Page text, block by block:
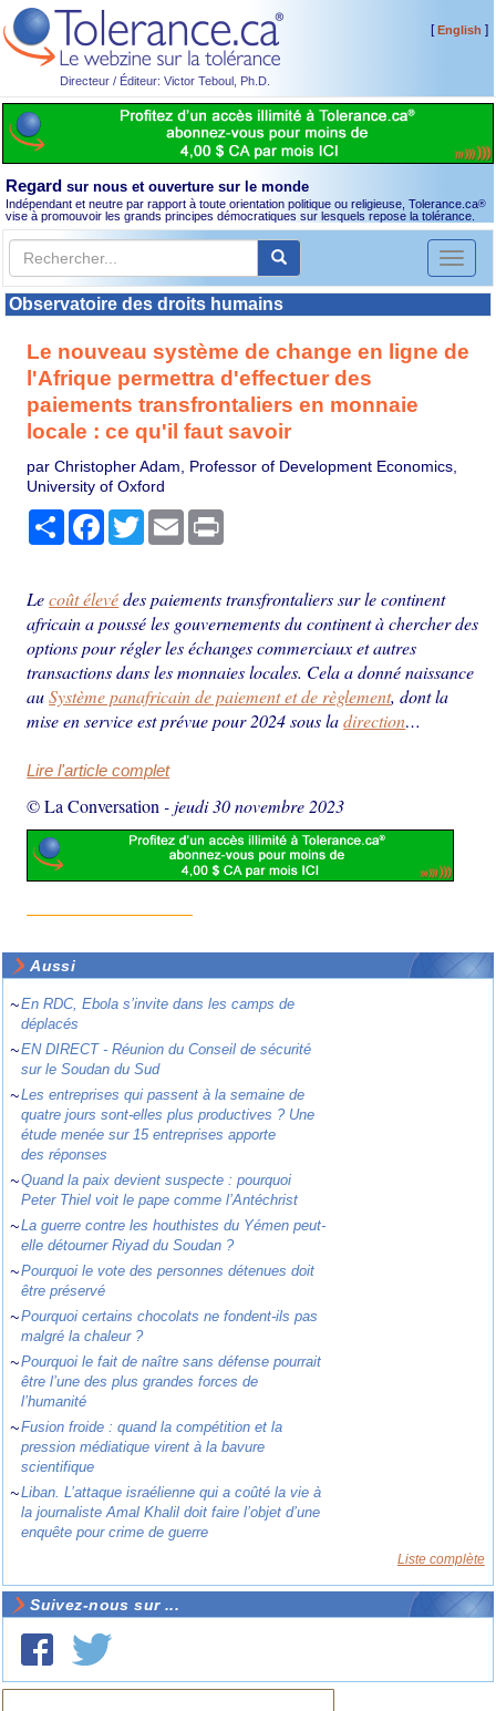
Directeur / Éditeur: Victor Teboul, Ph.D.
[English ]
Regard sur nous et ouverture sur le monde
Indépendant et neutre par rapport à toute orientation politique ou religieuse, Tolerance.ca®
vise à promouvoir les grands principes démocratiques sur lesquels repose la tolérance.
Toggle
Observatoire des droits humains
Le nouveau système de change en ligne de
l'Afrique permettra d'effectuer des
paiements transfrontaliers en monnaie
locale : ce qu'il faut savoir
par Christopher Adam, Professor of Development Economics,
University of Oxford
PartagerFacebook
TwitterEmail
Lecoût élevédes paiements transfrontaliers sur le continent
africain a poussé les gouvernements du continent à chercher des
options pour régler les échanges commerciaux et autres
transactions dans les monnaies locales. Cela a donné naissance
auSystème panafricain de paiement et de règlement, dont la
mise en service est prévue pour 2024 sous ladirection…
Lire l'article complet
© La Conversation - jeudi 30 novembre 2023
Aussi
~En RDC, Ebola s’invite dans les camps de
déplacés
~EN DIRECT - Réunion du Conseil de sécurité
sur le Soudan du Sud
~Les entreprises qui passent à la semaine de
quatre jours sont-elles plus productives ? Une
étude menée sur 15 entreprises apporte
des réponses
~Quand la paix devient suspecte : pourquoi
Peter Thiel voit le pape comme l’Antéchrist
~La guerre contre les houthistes du Yémen peut-
elle détourner Riyad du Soudan ?
~Pourquoi le vote des personnes détenues doit
être préservé
~Pourquoi certains chocolats ne fondent-ils pas
malgré la chaleur ?
~Pourquoi le fait de naître sans défense pourrait
être l’une des plus grandes forces de
l’humanité
~Fusion froide : quand la compétition et la
pression médiatique virent à la bavure
scientifique
~Liban. L’attaque israélienne qui a coûté la vie à
la journaliste Amal Khalil doit faire l’objet d’une
enquête pour crime de guerre
Liste complète
Suivez-nous sur ...